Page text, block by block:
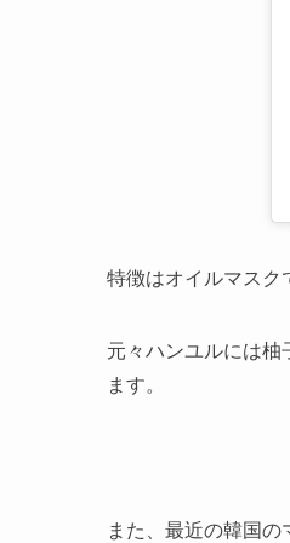
特徴はオイルマスク
元々ハンユルには
ます。
また、最近の韓国の